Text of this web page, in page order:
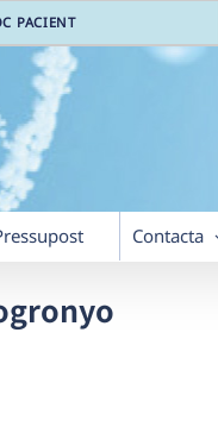
PACIENT
Contacta